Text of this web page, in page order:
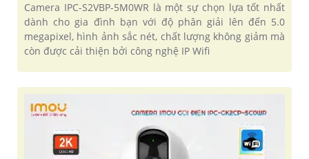
Camera IPC-S2VBP-5M0WR là một sự chọn lựa tốt nhất
dành cho gia đình bạn với độ phân giải lên đến 5.0
megapixel, hình ảnh sắc nét, chất lượng không giảm mà
còn được cải thiện bởi công nghệ IP Wifi